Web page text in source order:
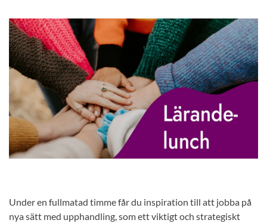
Under en fullmatad timme får du inspiration till att jobba på
nya sätt med upphandling, som ett viktigt och strategiskt